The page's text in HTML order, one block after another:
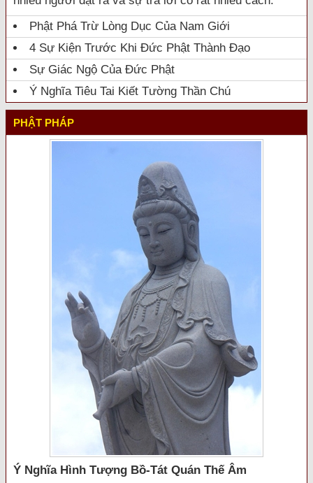
Phật Phá Trừ Lòng Dục Của Nam Giới
4 Sự Kiện Trước Khi Đức Phật Thành Đạo
Sự Giác Ngộ Của Đức Phật
Ý Nghĩa Tiêu Tai Kiết Tường Thần Chú
PHẬT PHÁP
Ý Nghĩa Hình Tượng Bồ-Tát Quán Thế Âm